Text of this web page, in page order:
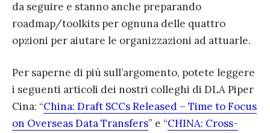
da seguire e stanno anche preparando
roadmap/toolkits per ognuna delle quattro
opzioni per aiutare le organizzazioni ad attuarle.
Per saperne di più sull’argomento, potete leggere
i seguenti articoli dei nostri colleghi di DLA Piper
Cina: “China: Draft SCCs Released – Time to Focus
on Overseas Data Transfers” e “CHINA: Cross-